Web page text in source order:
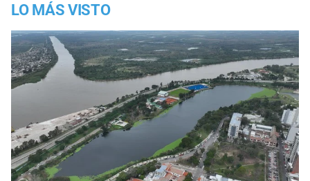
LO MÁS VISTO